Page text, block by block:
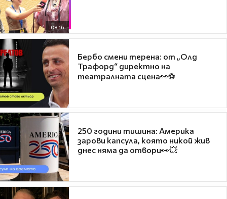
08:16
Бербо смени терена: от „Олд
Трафорд“ директно на
театралната сцена👀⚽
250 години тишина: Америка
зарови капсула, която никой жив
днес няма да отвори👀💥